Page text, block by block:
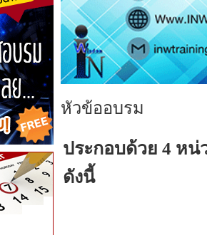
หัวข้ออบรม
ประกอบด้วย 4 หน่
ดังนี้